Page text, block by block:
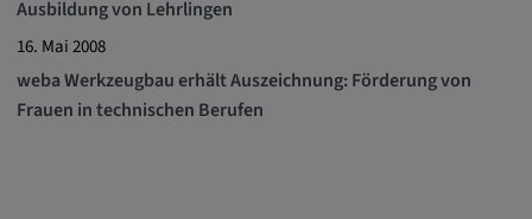
Ausbildung von Lehrlingen
16. Mai 2008
weba Werkzeugbau erhält Auszeichnung: Förderung von
Frauen in technischen Berufen
Diese Cookies werden genutzt, um das
Verhalten der Besucher auf der Website
festzuhalten.
Cookie Laufzeit: